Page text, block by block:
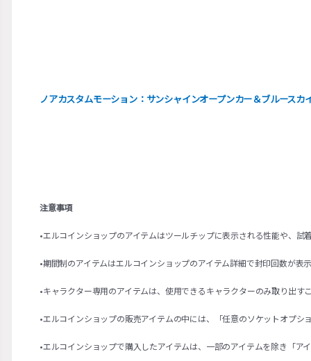
ノアカスタムモーション：サンシャインオープンカー＆ブルースカ
注意事項
•エルコインショップのアイテムはツールチップに表示される性能や、
•期間制のアイテムはエルコインショップのアイテム詳細で封印回数が
•キャラクター専用のアイテムは、使用できるキャラクターのみ取り出す
•エルコインショップの販売アイテムの中には、「任意のソケットオプ
•エルコインショップで購入したアイテムは、一部のアイテムを除き「ア